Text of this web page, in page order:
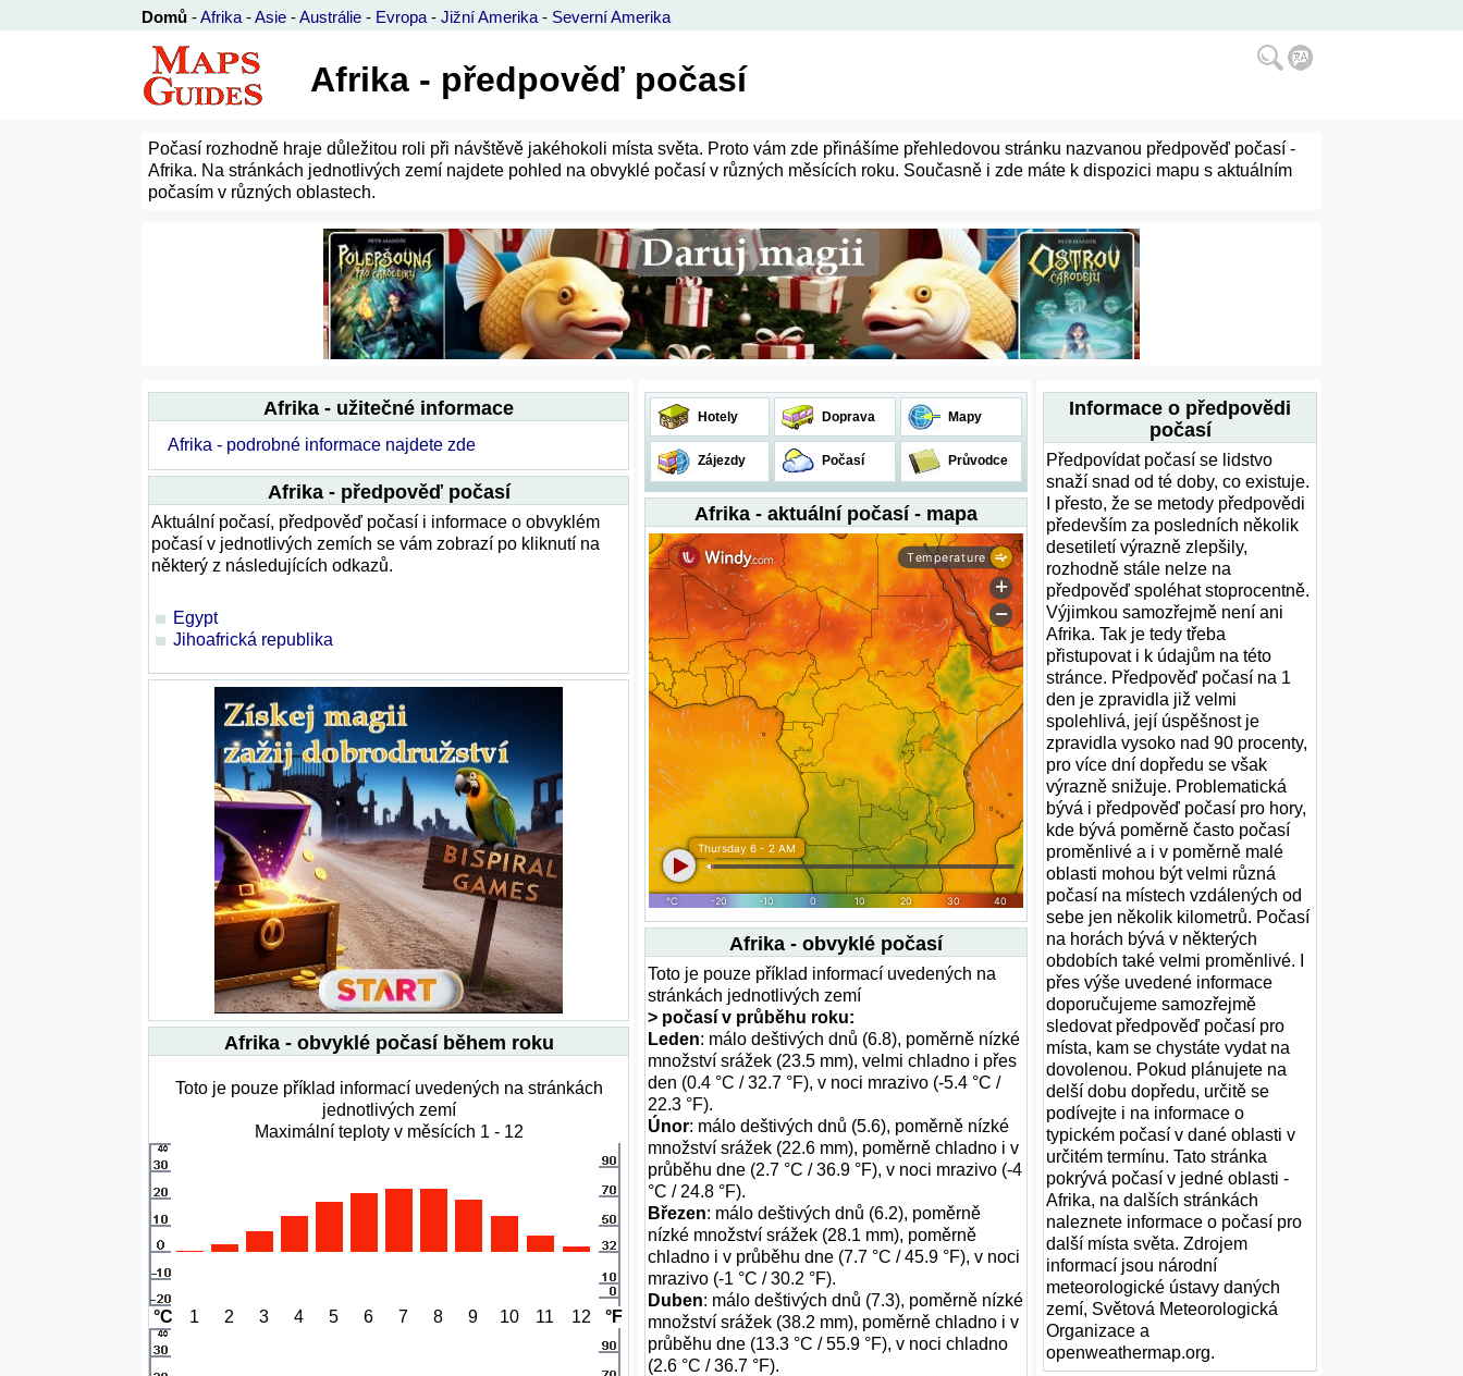
Domů -Afrika -Asie -Austrálie - Evropa - Jižní Amerika - Severní Amerika
Afrika - předpověď počasí
Počasí rozhodně hraje důležitou roli při návštěvě jakéhokoli místa světa. Proto vám zde přinášíme přehledovou stránku nazvanou předpověď počasí -
Afrika. Na stránkách jednotlivých zemí najdete pohled na obvyklé počasí v různých měsících roku. Současně i zde máte k dispozici mapu s aktuálním
počasím v různých oblastech.
Afrika - užitečné informace
Afrika - podrobné informace najdete zde
Afrika - předpověď počasí
Aktuální počasí, předpověď počasí i informace o obvyklém
počasí v jednotlivých zemích se vám zobrazí po kliknutí na
některý z následujících odkazů.
Egypt
Jihoafrická republika
Afrika - obvyklé počasí během roku
Toto je pouze příklad informací uvedených na stránkách
jednotlivých zemí
Maximální teploty v měsících 1 - 12
°C 1 2 3 4 5 6 7 8 9 10 11 12 °F
Hotely Doprava Mapy
Zájezdy Počasí Průvodce
Afrika - aktuální počasí - mapa
Afrika - obvyklé počasí
Toto je pouze příklad informací uvedených na
stránkách jednotlivých zemí
> počasí v průběhu roku:
Leden: málo deštivých dnů (6.8), poměrně nízké
množství srážek (23.5 mm), velmi chladno i přes
den (0.4 °C / 32.7 °F), v noci mrazivo (-5.4 °C /
22.3 °F).
Únor: málo deštivých dnů (5.6), poměrně nízké
množství srážek (22.6 mm), poměrně chladno i v
průběhu dne (2.7 °C / 36.9 °F), v noci mrazivo (-4
°C / 24.8 °F).
Březen: málo deštivých dnů (6.2), poměrně
nízké množství srážek (28.1 mm), poměrně
chladno i v průběhu dne (7.7 °C / 45.9 °F), v noci
mrazivo (-1 °C / 30.2 °F).
Duben: málo deštivých dnů (7.3), poměrně nízké
množství srážek (38.2 mm), poměrně chladno i v
průběhu dne (13.3 °C / 55.9 °F), v noci chladno
(2.6 °C / 36.7 °F).
Informace o předpovědi
počasí
Předpovídat počasí se lidstvo
snaží snad od té doby, co existuje.
I přesto, že se metody předpovědi
především za posledních několik
desetiletí výrazně zlepšily,
rozhodně stále nelze na
předpověď spoléhat stoprocentně.
Výjimkou samozřejmě není ani
Afrika. Tak je tedy třeba
přistupovat i k údajům na této
stránce. Předpověď počasí na 1
den je zpravidla již velmi
spolehlivá, její úspěšnost je
zpravidla vysoko nad 90 procenty,
pro více dní dopředu se však
výrazně snižuje. Problematická
bývá i předpověď počasí pro hory,
kde bývá poměrně často počasí
proměnlivé a i v poměrně malé
oblasti mohou být velmi různá
počasí na místech vzdálených od
sebe jen několik kilometrů. Počasí
na horách bývá v některých
obdobích také velmi proměnlivé. I
přes výše uvedené informace
doporučujeme samozřejmě
sledovat předpověď počasí pro
místa, kam se chystáte vydat na
dovolenou. Pokud plánujete na
delší dobu dopředu, určitě se
podívejte i na informace o
typickém počasí v dané oblasti v
určitém termínu. Tato stránka
pokrývá počasí v jedné oblasti -
Afrika, na dalších stránkách
naleznete informace o počasí pro
další místa světa. Zdrojem
informací jsou národní
meteorologické ústavy daných
zemí, Světová Meteorologická
Organizace a
openweathermap.org.